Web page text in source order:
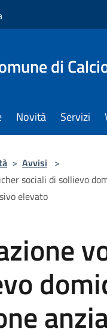
di
Novità Servizi
> Avvisi >
sociali di sollievo
elevato